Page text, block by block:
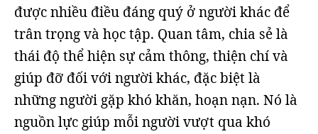
được nhiều điều đáng quý ở người khác để
trân trọng và học tập. Quan tâm, chia sẻ là
thái độ thể hiện sự cảm thông, thiện chí và
giúp đỡ đối với người khác, đặc biệt là
những người gặp khó khăn, hoạn nạn. Nó là
nguồn lực giúp mỗi người vượt qua khó